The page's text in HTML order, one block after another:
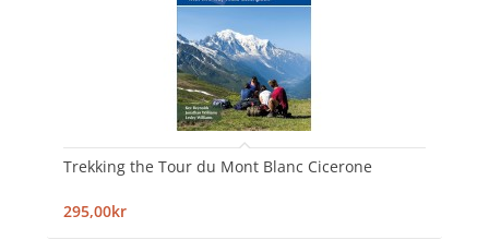
Trekking the Tour du Mont Blanc Cicerone
295,00kr